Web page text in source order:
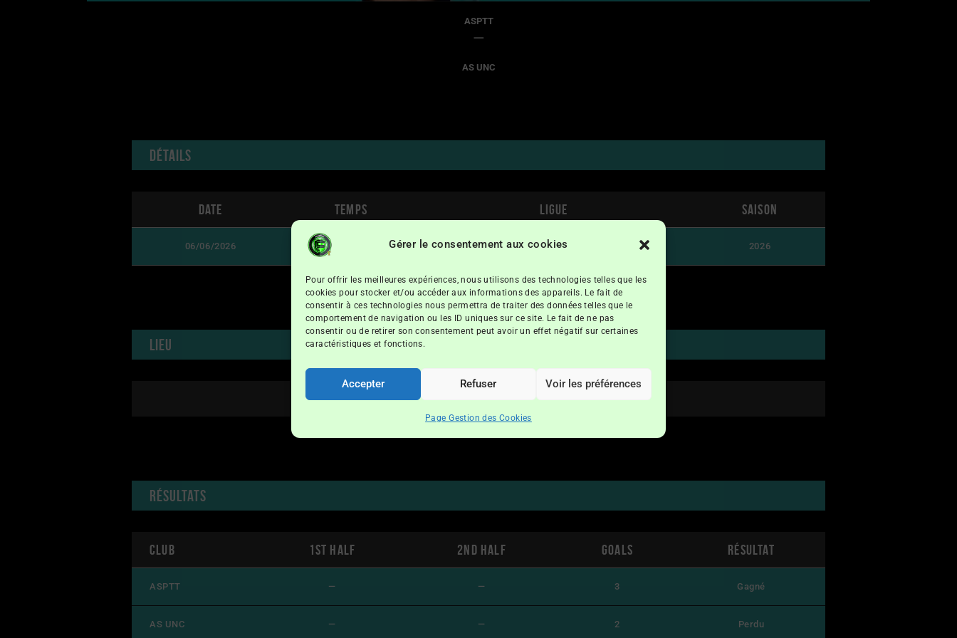
Gérer le consentement aux cookies
Pour offrir les meilleures expériences, nous utilisons des technologies telles que les
cookies pour stocker et/ou accéder aux informations des appareils. Le fait de
consentir à ces technologies nous permettra de traiter des données telles que le
comportement de navigation ou les ID uniques sur ce site. Le fait de ne pas
consentir ou de retirer son consentement peut avoir un effet négatif sur certaines
caractéristiques et fonctions.
Accepter Refuser Voir les préférences
Page Gestion des Cookies
ASPTT
—
AS UNC
Détails
Date Temps Ligue Saison
06/06/2026 Fédéral Super Ligue Futsal 2026
Lieu
ArèneduSud
Résultats
Club 1st Half 2nd Half Goals Résultat
ASPTT — — 3 Gagné
AS UNC — — 2 Perdu